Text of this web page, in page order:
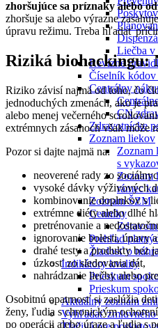
Liečba v
Revízne
Číselník kódov
Centrálny
CN
Zdravotnícke
Zoznam liekov
Zoznam
s
Zoznam
rámec
Zoznam ŠZM
Cenníky
Prehľad
Žiadosť o
Indikátory kvality
Prieskum
Prieskum
Aktuálny zoznam
Vyhľadať
zhoršujúce sa príznaky alebo
zhoršuje sa alebo výrazne
úpravu režimu. Treba hľadať
Riziká biohackingu:
Riziko závisí najmä od toho, čo
jednoduchých zmenách, ako je
alebo menej večerného
extrémnych zásahoch však môže
Pozor si dajte najmä na:
neoverené rady zo
vysoké dávky výživových
kombinovanie doplnkov s
extrémne diéty alebo dlhé
pretrénovanie a
ignorovanie bolesti, únavy
drahé testy a produkty bez
úzkosť zo sledovania dát,
nahrádzanie liečby alebo
Osobitnú opatrnosť si zaslúžia
ženy, ľudia s chronickým
po operácii alebo úraze a ľudia s